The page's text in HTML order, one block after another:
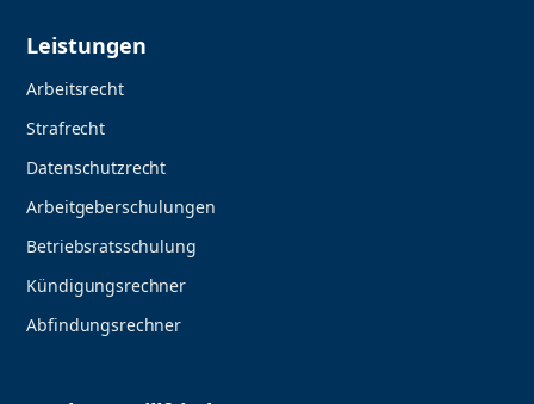
Leistungen
Arbeitsrecht
Strafrecht
Datenschutzrecht
Arbeitgeberschulungen
Betriebsratsschulung
Kündigungsrechner
Abfindungsrechner